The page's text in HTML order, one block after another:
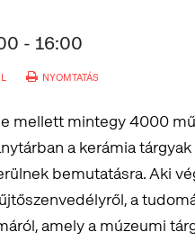
- 16:00
NYOMTATÁS
mellett mintegy 4000
a kerámia
bemutatásra. Aki
a
amely a múzeumi